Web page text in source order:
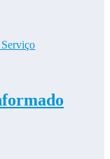
Serviço